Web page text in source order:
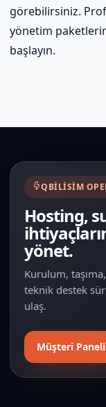
görebilirsiniz.
yönetim
başlayın.
QBILISIM
Hosting,
yönet.
Kurulum,
teknik destek
ulaş.
Müşteri Paneli